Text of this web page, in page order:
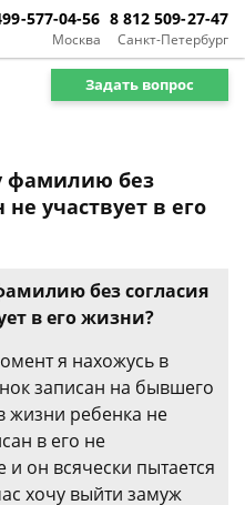
Москва
577-04-56
Санкт-Петербург
8 812 509-27-47
Задать вопрос
фамилию без
не участвует в его
без согласия
в его жизни?
я нахожусь в
записан на бывшего
жизни ребенка не
в его не
он всячески пытается
хочу выйти замуж